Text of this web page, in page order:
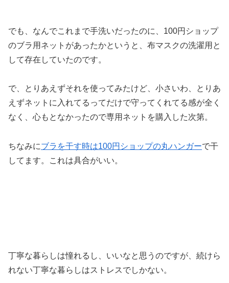
でも、なんでこれまで手洗いだったのに、100円ショップ
のブラ用ネットがあったかというと、布マスクの洗濯用と
して存在していたのです。
で、とりあえずそれを使ってみたけど、小さいわ、とりあ
えずネットに入れてるってだけで守ってくれてる感が全く
なく、心もとなかったので専用ネットを購入した次第。
ちなみにブラを干す時は100円ショップの丸ハンガーで干
してます。これは具合がいい。
丁寧な暮らしは憧れるし、いいなと思うのですが、続けら
れない丁寧な暮らしはストレスでしかない。